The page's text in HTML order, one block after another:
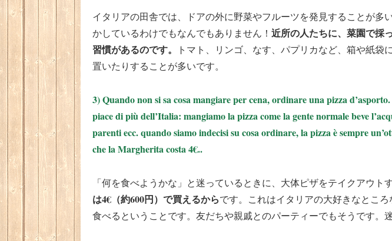
イタリアの田舎では、ドアの外に野菜やフルーツを発見することが多
かしているわけでもなんでもありません！ 近所の人たちに、菜園で採
習慣があるのです。
トマト、リンゴ、なす、パプリカなど、箱や紙袋
置いたりすることが多いです。
3) Quando non si sa cosa mangiare per cena, ordinare una pizza
piace di più dell’Italia: mangiamo la pizza come la gente normale beve
parenti ecc. quando siamo indecisi su cosa ordinare, la pizza è sempre
che la Margherita costa 4€..
「何を食べようかな」と迷っているときに、大体ピザをテイクアウト
は4€（約600円）で買えるからです。これはイタリアの大好きなとこ
食べるということです。友だちや親戚とのパーティーでもそうです。迷